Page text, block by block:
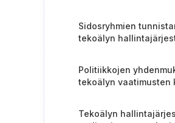
Sidosryhmien
tekoälyn
Politiikkojen
tekoälyn vaatimusten
Tekoälyn